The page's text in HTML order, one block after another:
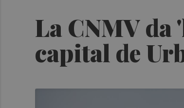
La CNMV da
capital de